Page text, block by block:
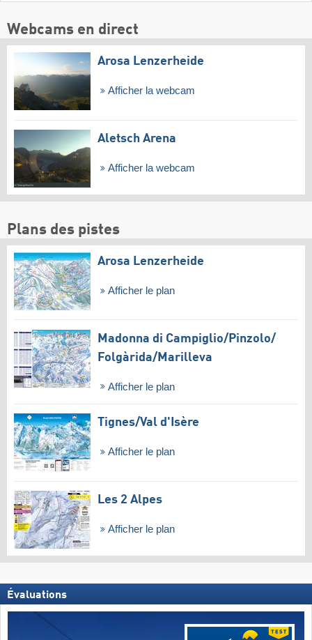
Webcams en direct
Arosa Lenzerheide
Afficher la webcam
Aletsch Arena
Afficher la webcam
Plans des pistes
Arosa Lenzerheide
Afficher le plan
Madonna di Campiglio/​Pinzolo/​
Folgàrida/​Marilleva
Afficher le plan
Tignes/​Val d'Isère
Afficher le plan
Les 2 Alpes
Afficher le plan
Évaluations